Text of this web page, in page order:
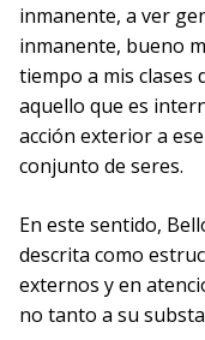
inmanente, a ver
inmanente, bueno
tiempo a mis clases
aquello que es
acción exterior a
conjunto de seres.
En este sentido,
descrita como
externos y en
no tanto a su